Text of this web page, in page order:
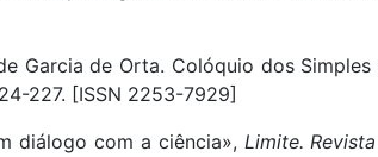
Garcia de Orta. Colóquio dos
227. [ISSN 2253-7929]
diálogo com a ciência», Limite.